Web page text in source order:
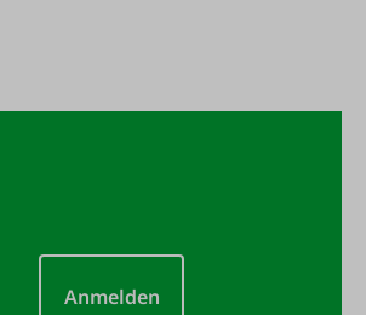
Anmelden